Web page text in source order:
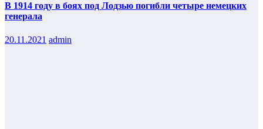
В 1914 году в боях под Лодзью погибли четыре немецких
генерала
20.11.2021 admin